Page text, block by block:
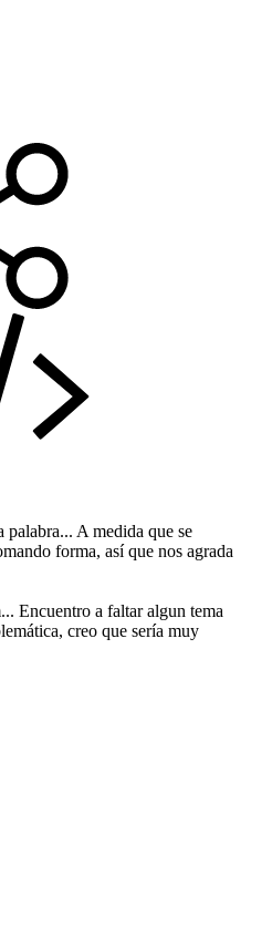
palabra... A medida que se
forma, así que nos agrada
Encuentro a faltar algun tema
creo que sería muy